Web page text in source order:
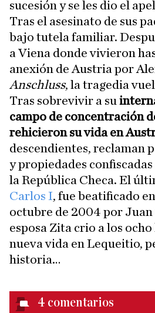
sucesión y se les dio el
Tras el asesinato de sus
bajo tutela familiar.
a Viena donde vivieron
anexión de Austria por
Anschluss, la tragedia
Tras sobrevivir a su
campo de concentración
rehicieron su vida en
descendientes, reclaman
y propiedades
la República Checa. El
Carlos I, fue beatificado
octubre de 2004 por Juan
esposa Zita crio a los
nueva vida en Lequeitio,
historia…
4 comentarios